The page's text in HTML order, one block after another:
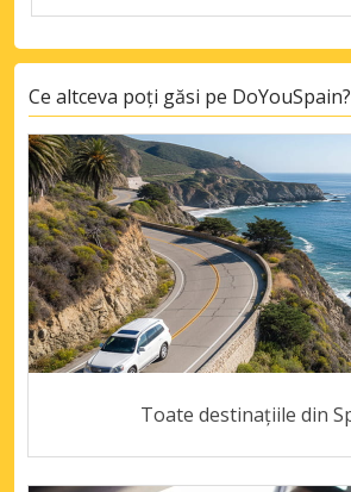
Ce altceva poți găsi pe DoYouSpain?
Toate destinațiile din